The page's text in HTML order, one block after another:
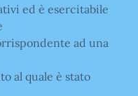
ed è esercitabile
ad una
al quale è stato